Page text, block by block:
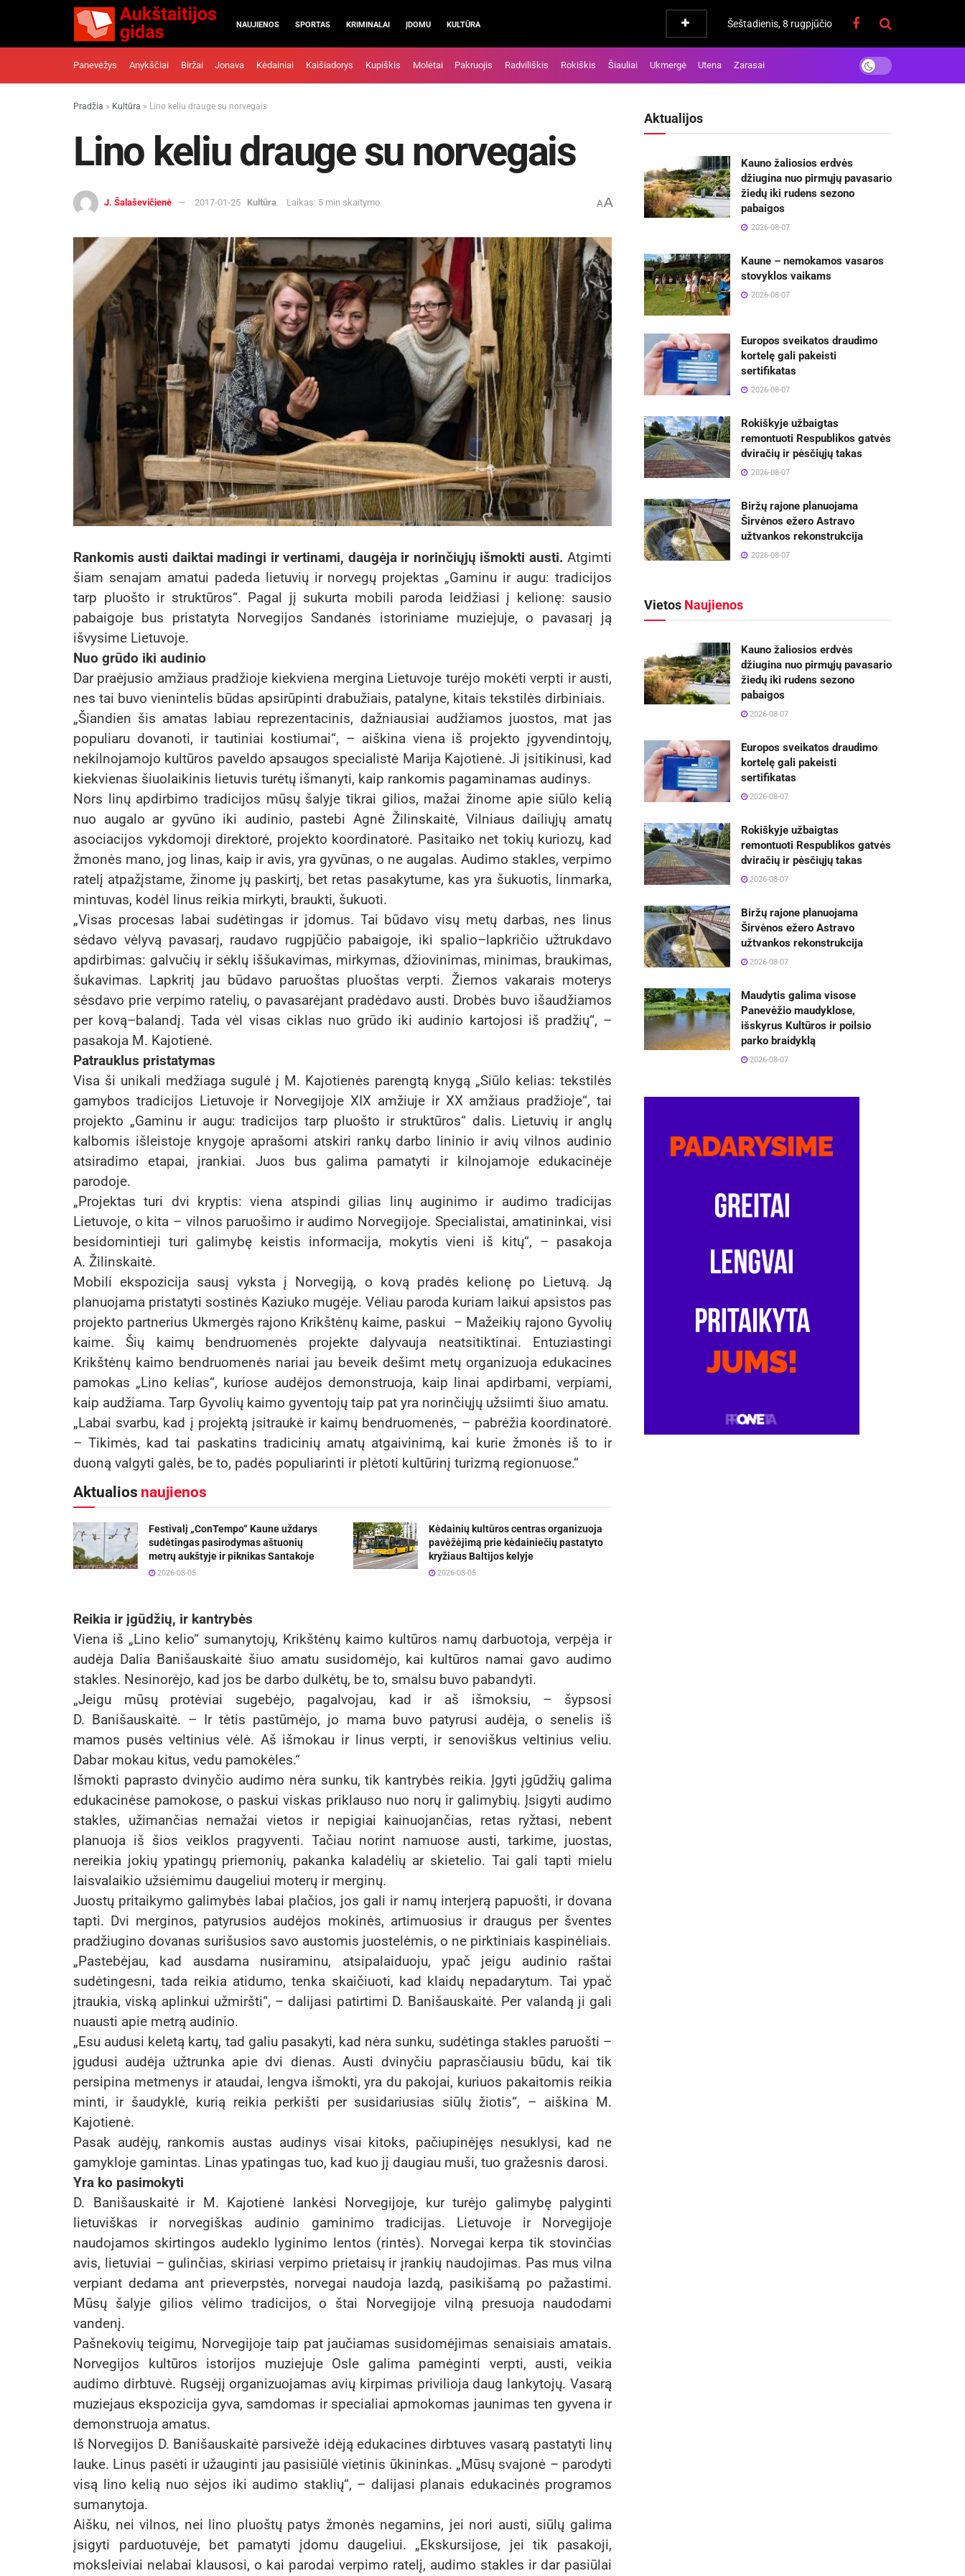
NAUJIENOS SPORTAS KRIMINALAI ĮDOMU KULTŪRA Šeštadienis, 8 rugpjūčio
Panevėžys Anykščiai Biržai Jonava Kėdainiai Kaišiadorys Kupiškis Molėtai Pakruojis Radviliškis Rokiškis Šiauliai Ukmergė Utena Zarasai
Pradžia » Kultūra » Lino keliu drauge su norvegais
Lino keliu drauge su norvegais
J. Šalaševičienė 2017-01-25 Kultūra Laikas: 5 min skaitymo AA
Rankomis austi daiktai madingi ir vertinami, daugėja ir norinčiųjų išmokti austi. Atgimti
šiam senajam amatui padeda lietuvių ir norvegų projektas „Gaminu ir augu: tradicijos
tarp pluošto ir struktūros“. Pagal jį sukurta mobili paroda leidžiasi į kelionę: sausio
pabaigoje bus pristatyta Norvegijos Sandanės istoriniame muziejuje, o pavasarį ją
išvysime Lietuvoje.
Nuo grūdo iki audinio
Dar praėjusio amžiaus pradžioje kiekviena mergina Lietuvoje turėjo mokėti verpti ir austi,
nes tai buvo vienintelis būdas apsirūpinti drabužiais, patalyne, kitais tekstilės dirbiniais.
„Šiandien šis amatas labiau reprezentacinis, dažniausiai audžiamos juostos, mat jas
populiaru dovanoti, ir tautiniai kostiumai“, – aiškina viena iš projekto įgyvendintojų,
nekilnojamojo kultūros paveldo apsaugos specialistė Marija Kajotienė. Ji įsitikinusi, kad
kiekvienas šiuolaikinis lietuvis turėtų išmanyti, kaip rankomis pagaminamas audinys.
Nors linų apdirbimo tradicijos mūsų šalyje tikrai gilios, mažai žinome apie siūlo kelią
nuo augalo ar gyvūno iki audinio, pastebi Agnė Žilinskaitė, Vilniaus dailiųjų amatų
asociacijos vykdomoji direktorė, projekto koordinatorė. Pasitaiko net tokių kuriozų, kad
žmonės mano, jog linas, kaip ir avis, yra gyvūnas, o ne augalas. Audimo stakles, verpimo
ratelį atpažįstame, žinome jų paskirtį, bet retas pasakytume, kas yra šukuotis, linmarka,
mintuvas, kodėl linus reikia mirkyti, braukti, šukuoti.
„Visas procesas labai sudėtingas ir įdomus. Tai būdavo visų metų darbas, nes linus
sėdavo vėlyvą pavasarį, raudavo rugpjūčio pabaigoje, iki spalio–lapkričio užtrukdavo
apdirbimas: galvučių ir sėklų iššukavimas, mirkymas, džiovinimas, minimas, braukimas,
šukavimas. Lapkritį jau būdavo paruoštas pluoštas verpti. Žiemos vakarais moterys
sėsdavo prie verpimo ratelių, o pavasarėjant pradėdavo austi. Drobės buvo išaudžiamos
per kovą–balandį. Tada vėl visas ciklas nuo grūdo iki audinio kartojosi iš pradžių“, –
pasakoja M. Kajotienė.
Patrauklus pristatymas
Visa ši unikali medžiaga sugulė į M. Kajotienės parengtą knygą „Siūlo kelias: tekstilės
gamybos tradicijos Lietuvoje ir Norvegijoje XIX amžiuje ir XX amžiaus pradžioje“, tai
projekto „Gaminu ir augu: tradicijos tarp pluošto ir struktūros“ dalis. Lietuvių ir anglų
kalbomis išleistoje knygoje aprašomi atskiri rankų darbo lininio ir avių vilnos audinio
atsiradimo etapai, įrankiai. Juos bus galima pamatyti ir kilnojamoje edukacinėje
parodoje.
„Projektas turi dvi kryptis: viena atspindi gilias linų auginimo ir audimo tradicijas
Lietuvoje, o kita – vilnos paruošimo ir audimo Norvegijoje. Specialistai, amatininkai, visi
besidomintieji turi galimybę keistis informacija, mokytis vieni iš kitų“, – pasakoja
A. Žilinskaitė.
Mobili ekspozicija sausį vyksta į Norvegiją, o kovą pradės kelionę po Lietuvą. Ją
planuojama pristatyti sostinės Kaziuko mugėje. Vėliau paroda kuriam laikui apsistos pas
projekto partnerius Ukmergės rajono Krikštėnų kaime, paskui – Mažeikių rajono Gyvolių
kaime. Šių kaimų bendruomenės projekte dalyvauja neatsitiktinai. Entuziastingi
Krikštėnų kaimo bendruomenės nariai jau beveik dešimt metų organizuoja edukacines
pamokas „Lino kelias“, kuriose audėjos demonstruoja, kaip linai apdirbami, verpiami,
kaip audžiama. Tarp Gyvolių kaimo gyventojų taip pat yra norinčiųjų užsiimti šiuo amatu.
„Labai svarbu, kad į projektą įsitraukė ir kaimų bendruomenės, – pabrėžia koordinatorė.
– Tikimės, kad tai paskatins tradicinių amatų atgaivinimą, kai kurie žmonės iš to ir
duoną valgyti galės, be to, padės populiarinti ir plėtoti kultūrinį turizmą regionuose.“
Aktualios naujienos
Festivalį „ConTempo“ Kaune uždarys
sudėtingas pasirodymas aštuonių
metrų aukštyje ir piknikas Santakoje
2026-08-05
Kėdainių kultūros centras organizuoja
pavėžėjimą prie kėdainiečių pastatyto
kryžiaus Baltijos kelyje
2026-08-05
Reikia ir įgūdžių, ir kantrybės
Viena iš „Lino kelio“ sumanytojų, Krikštėnų kaimo kultūros namų darbuotoja, verpėja ir
audėja Dalia Banišauskaitė šiuo amatu susidomėjo, kai kultūros namai gavo audimo
stakles. Nesinorėjo, kad jos be darbo dulkėtų, be to, smalsu buvo pabandyti.
„Jeigu mūsų protėviai sugebėjo, pagalvojau, kad ir aš išmoksiu, – šypsosi
D. Banišauskaitė. – Ir tėtis pastūmėjo, jo mama buvo patyrusi audėja, o senelis iš
mamos pusės veltinius vėlė. Aš išmokau ir linus verpti, ir senoviškus veltinius veliu.
Dabar mokau kitus, vedu pamokėles.“
Išmokti paprasto dvinyčio audimo nėra sunku, tik kantrybės reikia. Įgyti įgūdžių galima
edukacinėse pamokose, o paskui viskas priklauso nuo norų ir galimybių. Įsigyti audimo
stakles, užimančias nemažai vietos ir nepigiai kainuojančias, retas ryžtasi, nebent
planuoja iš šios veiklos pragyventi. Tačiau norint namuose austi, tarkime, juostas,
nereikia jokių ypatingų priemonių, pakanka kaladėlių ar skietelio. Tai gali tapti mielu
laisvalaikio užsiėmimu daugeliui moterų ir merginų.
Juostų pritaikymo galimybės labai plačios, jos gali ir namų interjerą papuošti, ir dovana
tapti. Dvi merginos, patyrusios audėjos mokinės, artimuosius ir draugus per šventes
pradžiugino dovanas surišusios savo austomis juostelėmis, o ne pirktiniais kaspinėliais.
„Pastebėjau, kad ausdama nusiraminu, atsipalaiduoju, ypač jeigu audinio raštai
sudėtingesni, tada reikia atidumo, tenka skaičiuoti, kad klaidų nepadarytum. Tai ypač
įtraukia, viską aplinkui užmiršti“, – dalijasi patirtimi D. Banišauskaitė. Per valandą ji gali
nuausti apie metrą audinio.
„Esu audusi keletą kartų, tad galiu pasakyti, kad nėra sunku, sudėtinga stakles paruošti –
įgudusi audėja užtrunka apie dvi dienas. Austi dvinyčiu paprasčiausiu būdu, kai tik
persipina metmenys ir ataudai, lengva išmokti, yra du pakojai, kuriuos pakaitomis reikia
minti, ir šaudyklė, kurią reikia perkišti per susidariusias siūlų žiotis“, – aiškina M.
Kajotienė.
Pasak audėjų, rankomis austas audinys visai kitoks, pačiupinėjęs nesuklysi, kad ne
gamykloje gamintas. Linas ypatingas tuo, kad kuo jį daugiau muši, tuo gražesnis darosi.
Yra ko pasimokyti
D. Banišauskaitė ir M. Kajotienė lankėsi Norvegijoje, kur turėjo galimybę palyginti
lietuviškas ir norvegiškas audinio gaminimo tradicijas. Lietuvoje ir Norvegijoje
naudojamos skirtingos audeklo lyginimo lentos (rintės). Norvegai kerpa tik stovinčias
avis, lietuviai – gulinčias, skiriasi verpimo prietaisų ir įrankių naudojimas. Pas mus vilna
verpiant dedama ant prieverpstės, norvegai naudoja lazdą, pasikišamą po pažastimi.
Mūsų šalyje gilios vėlimo tradicijos, o štai Norvegijoje vilną presuoja naudodami
vandenį.
Pašnekovių teigimu, Norvegijoje taip pat jaučiamas susidomėjimas senaisiais amatais.
Norvegijos kultūros istorijos muziejuje Osle galima pamėginti verpti, austi, veikia
audimo dirbtuvė. Rugsėjį organizuojamas avių kirpimas privilioja daug lankytojų. Vasarą
muziejaus ekspozicija gyva, samdomas ir specialiai apmokomas jaunimas ten gyvena ir
demonstruoja amatus.
Iš Norvegijos D. Banišauskaitė parsivežė idėją edukacines dirbtuves vasarą pastatyti linų
lauke. Linus pasėti ir užauginti jau pasisiūlė vietinis ūkininkas. „Mūsų svajonė – parodyti
visą lino kelią nuo sėjos iki audimo staklių“, – dalijasi planais edukacinės programos
sumanytoja.
Aišku, nei vilnos, nei lino pluoštų patys žmonės negamins, jei nori austi, siūlų galima
įsigyti parduotuvėje, bet pamatyti įdomu daugeliui. „Ekskursijose, jei tik pasakoji,
moksleiviai nelabai klausosi, o kai parodai verpimo ratelį, audimo stakles ir dar pasiūlai
Aktualijos
Kauno žaliosios erdvės
džiugina nuo pirmųjų pavasario
žiedų iki rudens sezono
pabaigos
2026-08-07
Kaune – nemokamos vasaros
stovyklos vaikams
2026-08-07
Europos sveikatos draudimo
kortelę gali pakeisti
sertifikatas
2026-08-07
Rokiškyje užbaigtas
remontuoti Respublikos gatvės
dviračių ir pėsčiųjų takas
2026-08-07
Biržų rajone planuojama
Širvėnos ežero Astravo
užtvankos rekonstrukcija
2026-08-07
Vietos Naujienos
Kauno žaliosios erdvės
džiugina nuo pirmųjų pavasario
žiedų iki rudens sezono
pabaigos
2026-08-07
Europos sveikatos draudimo
kortelę gali pakeisti
sertifikatas
2026-08-07
Rokiškyje užbaigtas
remontuoti Respublikos gatvės
dviračių ir pėsčiųjų takas
2026-08-07
Biržų rajone planuojama
Širvėnos ežero Astravo
užtvankos rekonstrukcija
2026-08-07
Maudytis galima visose
Panevėžio maudyklose,
išskyrus Kultūros ir poilsio
parko braidyklą
2026-08-07